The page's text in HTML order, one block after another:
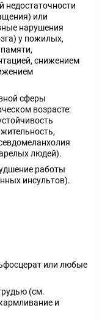
недостаточности
или
нарушения
у пожилых,
снижением
сферы
возрасте:
людей).
работы
инсультов).
или любые
(см.
и